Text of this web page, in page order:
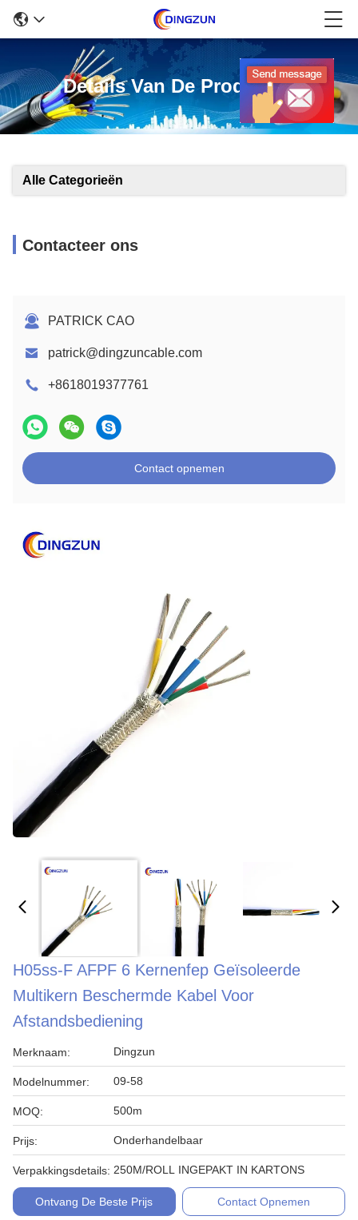
Details Van De Producten
Alle Categorieën
Contacteer ons
PATRICK CAO
patrick@dingzuncable.com
+8618019377761
Contact opnemen
H05ss-F AFPF 6 Kernenfep Geïsoleerde
Multikern Beschermde Kabel Voor
Afstandsbediening
Merknaam: Dingzun
Modelnummer: 09-58
MOQ: 500m
Prijs: Onderhandelbaar
Verpakkingsdetails: 250M/ROLL INGEPAKT IN KARTONS
Ontvang De Beste Prijs Contact Opnemen